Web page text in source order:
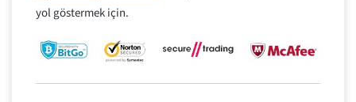
yol göstermek için.